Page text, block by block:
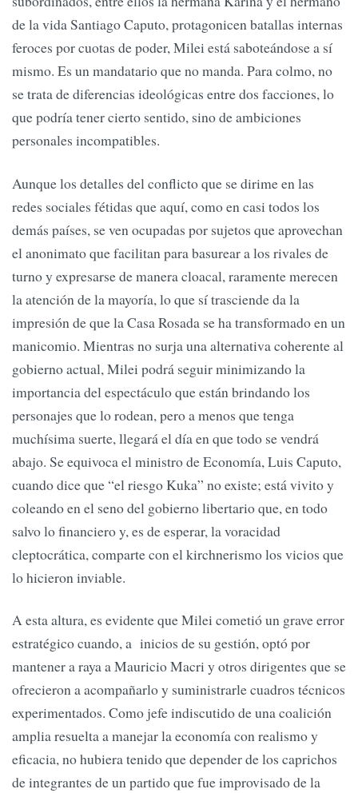
de la vida Santiago Caputo, protagonicen batallas internas
feroces por cuotas de poder, Milei está saboteándose a sí
mismo. Es un mandatario que no manda. Para colmo, no
se trata de diferencias ideológicas entre dos facciones, lo
que podría tener cierto sentido, sino de ambiciones
personales incompatibles.
Aunque los detalles del conflicto que se dirime en las
redes sociales fétidas que aquí, como en casi todos los
demás países, se ven ocupadas por sujetos que aprovechan
el anonimato que facilitan para basurear a los rivales de
turno y expresarse de manera cloacal, raramente merecen
la atención de la mayoría, lo que sí trasciende da la
impresión de que la Casa Rosada se ha transformado en un
manicomio. Mientras no surja una alternativa coherente al
gobierno actual, Milei podrá seguir minimizando la
importancia del espectáculo que están brindando los
personajes que lo rodean, pero a menos que tenga
muchísima suerte, llegará el día en que todo se vendrá
abajo. Se equivoca el ministro de Economía, Luis Caputo,
cuando dice que “el riesgo Kuka” no existe; está vivito y
coleando en el seno del gobierno libertario que, en todo
salvo lo financiero y, es de esperar, la voracidad
cleptocrática, comparte con el kirchnerismo los vicios que
lo hicieron inviable.
A esta altura, es evidente que Milei cometió un grave error
estratégico cuando, a inicios de su gestión, optó por
mantener a raya a Mauricio Macri y otros dirigentes que se
ofrecieron a acompañarlo y suministrarle cuadros técnicos
experimentados. Como jefe indiscutido de una coalición
amplia resuelta a manejar la economía con realismo y
eficacia, no hubiera tenido que depender de los caprichos
de integrantes de un partido que fue improvisado de la